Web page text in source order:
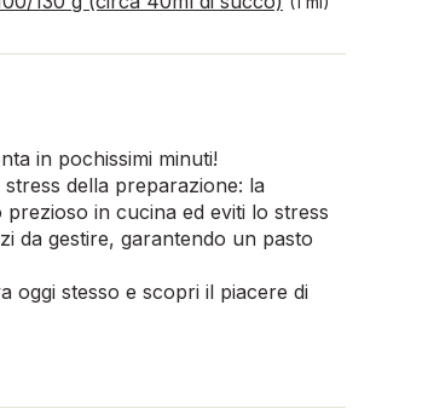
in pochissimi minuti!
della preparazione: la
in cucina ed eviti lo stress
da gestire, garantendo un pasto
oggi stesso e scopri il piacere di